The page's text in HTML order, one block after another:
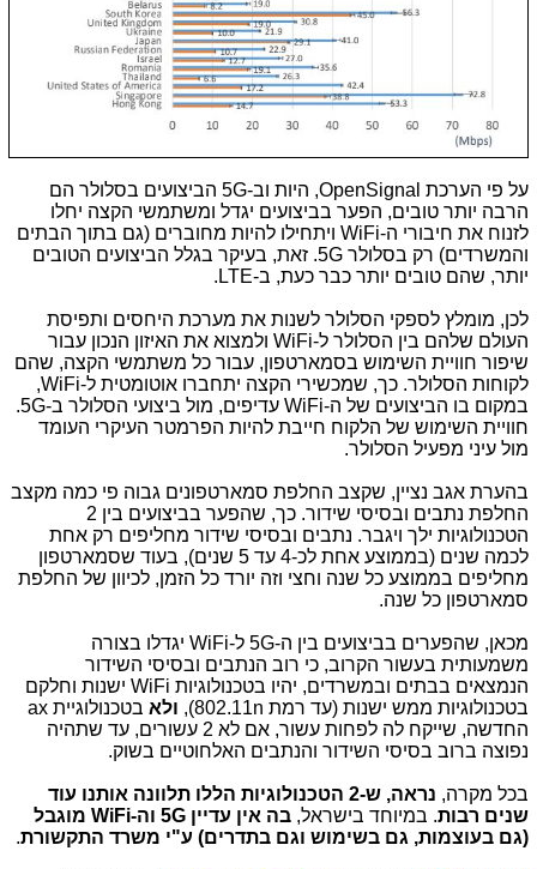
על פי הערכת OpenSignal, היות וב-5G הביצועים בסלולר הם
הרבה יותר טובים, הפער בביצועים יגדל ומשתמשי הקצה יחלו
לזנוח את חיבורי ה-WiFi ויתחילו להיות מחוברים (גם בתוך הבתים
והמשרדים) רק בסלולר 5G. זאת, בעיקר בגלל הביצועים הטובים
יותר, שהם טובים יותר כבר כעת, ב-LTE.
לכן, מומלץ לספקי הסלולר לשנות את מערכת היחסים ותפיסת
העולם שלהם בין הסלולר ל-WiFi ולמצוא את האיזון הנכון עבור
שיפור חוויית השימוש בסמארטפון, עבור כל משתמשי הקצה, שהם
לקוחות הסלולר. כך, שמכשירי הקצה יתחברו אוטומטית ל-WiFi,
במקום בו הביצועים של ה-WiFi עדיפים, מול ביצועי הסלולר ב-5G.
חוויית השימוש של הלקוח חייבת להיות הפרמטר העיקרי העומד
מול עיני מפעיל הסלולר.
בהערת אגב נציין, שקצב החלפת סמארטפונים גבוה פי כמה מקצב
החלפת נתבים ובסיסי שידור. כך, שהפער בביצועים בין 2
הטכנולוגיות ילך ויגבר. נתבים ובסיסי שידור מחליפים רק אחת
לכמה שנים (בממוצע אחת לכ-4 עד 5 שנים), בעוד שסמארטפון
מחליפים בממוצע כל שנה וחצי וזה יורד כל הזמן, לכיוון של החלפת
סמארטפון כל שנה.
מכאן, שהפערים בביצועים בין ה-5G ל-WiFi יגדלו בצורה
משמעותית בעשור הקרוב, כי רוב הנתבים ובסיסי השידור
הנמצאים בבתים ובמשרדים, יהיו בטכנולוגיות WiFi ישנות וחלקם
בטכנולוגיות ממש ישנות (עד רמת 802.11n),
ולא
בטכנולוגיית ax
החדשה, שייקח לה לפחות עשור, אם לא 2 עשורים, עד שתהיה
נפוצה ברוב בסיסי השידור והנתבים האלחוטיים בשוק.
בכל מקרה,
נראה, ש-2 הטכנולוגיות הללו תלוונה אותנו עוד
שנים רבות. במיוחד בישראל,
בה אין עדיין 5G וה-WiFi מוגבל
(גם בעוצמות, גם בשימוש וגם בתדרים) ע"י משרד התקשורת.